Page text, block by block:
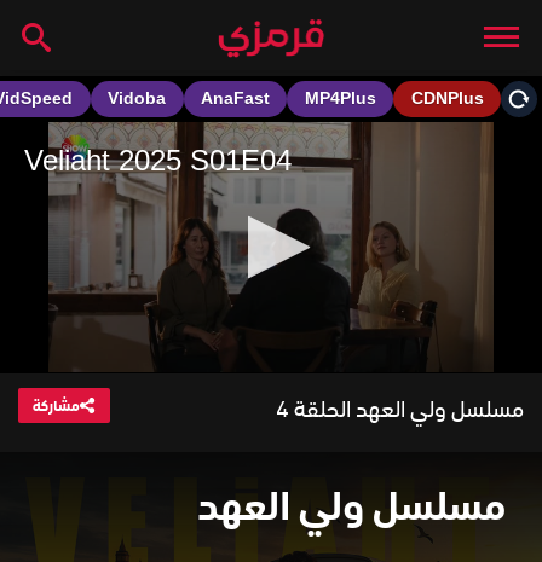
مسلسل ولي العهد الحلقة 4 مشاركة
مسلسل ولي العهد